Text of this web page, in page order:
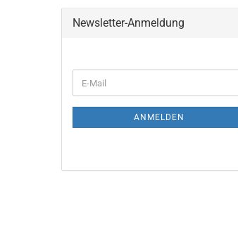
Newsletter-Anmeldung
E-
Mail
ANMELDEN